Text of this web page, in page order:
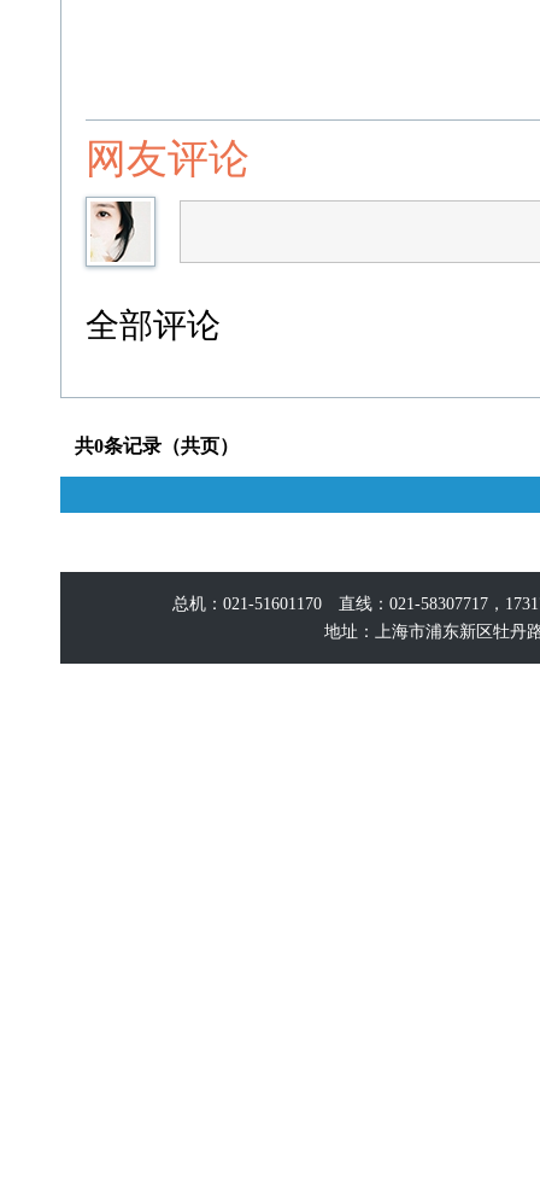
网友评论
全部评论
共0条记录（共页）
总机：021-51601170 直线：021-58307717，
地址：上海市浦东新区牡丹